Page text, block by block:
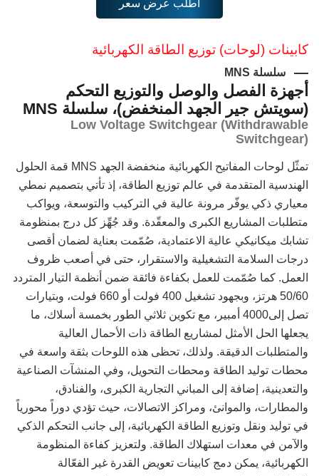
اطلب عرض سعر
كابينات (لوحات) توزيع الطاقة الكهربائية
سلسلة MNS
أجهزة الفصل والوصل والتوزيع التحكم
(سويتش جير الجهد المنخفض)، سلسلة MNS
Low Voltage Switchgear (Withdrawable
Switchgear)
تمثّل لوحات المفاتيح الكهربائية منخفضة الجهد MNS قمة الحلول
الهندسية المتقدمة في عالم توزيع الطاقة، إذ تأتي بتصميم نمطي
معياري ذكي يوفّر مرونة عالية في التركيب والتوسعة، ويواكب
متطلبات المشاريع الكبرى والمعقّدة. وقد جُهِّز كل درج بمنظومة
تشابك ميكانيكي عالية الاعتمادية، صُمّمت بعناية لضمان أقصى
درجات السلامة التشغيلية والاستقرار، حتى في أصعب ظروف
العمل. كما صُمّمت للعمل بكفاءة فائقة ضمن أنظمة التيار المتردد
50/60 هرتز، وبجهود تشغيل 400 فولت أو 660 فولت، وبتيارات
تصل إلى4000 أمبير، مع تكوين ثلاثي الطور بخمسة أسلاك، ما
يجعلها الحل الأمثل لمشاريع الطاقة ذات الأحمال العالية
والمتطلبات الدقيقة. ولذلك، تحظى هذه اللوحات بثقة واسعة في
محطات توليد الطاقة ومحطات التحويل، وفي المنشآت الصناعية
والتعدينية، إضافة إلى المباني التجارية الكبرى، والفنادق،
والمطارات، والموانئ، ومراكز الاتصالات، حيث تؤدي دوراً محورياً
في توليد ونقل وتوزيع الطاقة الكهربائية، إلى جانب التحكم الذكي
والآمن في معدات استهلاك الطاقة. ولتعزيز كفاءة المنظومة
الكهربائية، يمكن دمج كابينات تعويض القدرة غير الفعّالة